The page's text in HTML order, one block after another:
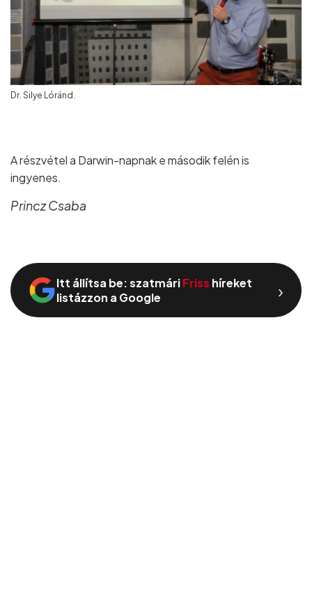
Dr. Silye Lóránd.
A részvétel a Darwin-napnak e második felén is
ingyenes.
Princz Csaba
Itt állítsa be: szatmáriFriss híreket
listázzon a Google
›